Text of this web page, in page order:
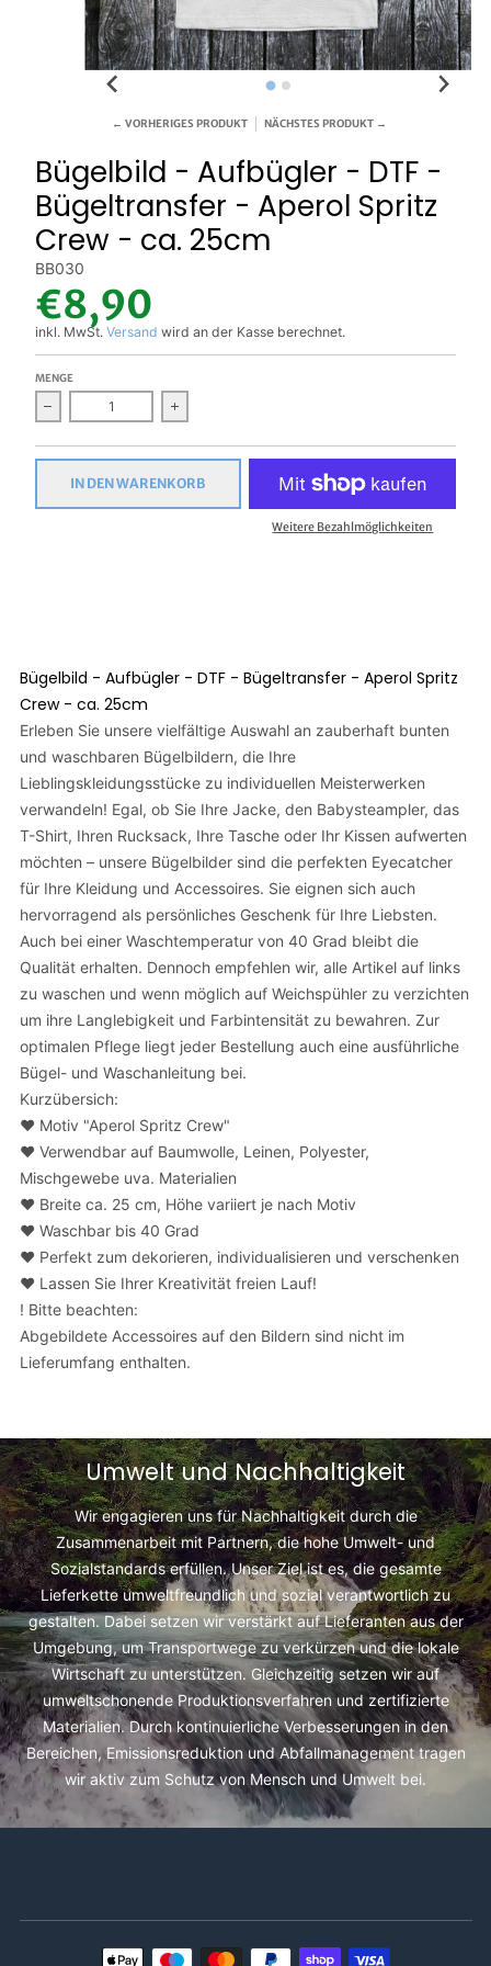
← VORHERIGES PRODUKT NÄCHSTES PRODUKT →
Bügelbild - Aufbügler - DTF -
Bügeltransfer - Aperol Spritz
Crew - ca. 25cm
BB030
€8,90
inkl. MwSt. Versand wird an der Kasse berechnet.
MENGE
Verringern Sie die Menge für Bügelbild - Aufbügler - DTF -
Erhöhen Sie die Menge für Bügelbild -
IN DEN WARENKORB
Weitere Bezahlmöglichkeiten
Bügelbild - Aufbügler - DTF - Bügeltransfer - Aperol Spritz
Crew - ca. 25cm
Erleben Sie unsere vielfältige Auswahl an zauberhaft bunten
und waschbaren Bügelbildern, die Ihre
Lieblingskleidungsstücke zu individuellen Meisterwerken
verwandeln! Egal, ob Sie Ihre Jacke, den Babysteampler, das
T-Shirt, Ihren Rucksack, Ihre Tasche oder Ihr Kissen aufwerten
möchten – unsere Bügelbilder sind die perfekten Eyecatcher
für Ihre Kleidung und Accessoires. Sie eignen sich auch
hervorragend als persönliches Geschenk für Ihre Liebsten.
Auch bei einer Waschtemperatur von 40 Grad bleibt die
Qualität erhalten. Dennoch empfehlen wir, alle Artikel auf links
zu waschen und wenn möglich auf Weichspühler zu verzichten
um ihre Langlebigkeit und Farbintensität zu bewahren. Zur
optimalen Pflege liegt jeder Bestellung auch eine ausführliche
Bügel- und Waschanleitung bei.
Kurzübersich:
❤️ Motiv "Aperol Spritz Crew"
❤️ Verwendbar auf Baumwolle, Leinen, Polyester,
Mischgewebe uva. Materialien
❤️ Breite ca. 25 cm, Höhe variiert je nach Motiv
❤️ Waschbar bis 40 Grad
❤️ Perfekt zum dekorieren, individualisieren und verschenken
❤️ Lassen Sie Ihrer Kreativität freien Lauf!
! Bitte beachten:
Abgebildete Accessoires auf den Bildern sind nicht im
Lieferumfang enthalten.
Umwelt und Nachhaltigkeit
Wir engagieren uns für Nachhaltigkeit durch die
Zusammenarbeit mit Partnern, die hohe Umwelt- und
Sozialstandards erfüllen. Unser Ziel ist es, die gesamte
Lieferkette umweltfreundlich und sozial verantwortlich zu
gestalten. Dabei setzen wir verstärkt auf Lieferanten aus der
Umgebung, um Transportwege zu verkürzen und die lokale
Wirtschaft zu unterstützen. Gleichzeitig setzen wir auf
umweltschonende Produktionsverfahren und zertifizierte
Materialien. Durch kontinuierliche Verbesserungen in den
Bereichen, Emissionsreduktion und Abfallmanagement tragen
wir aktiv zum Schutz von Mensch und Umwelt bei.
Zahlungsmethoden